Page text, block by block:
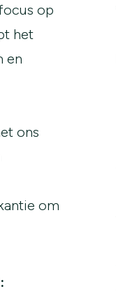
op
het
en
ons
om